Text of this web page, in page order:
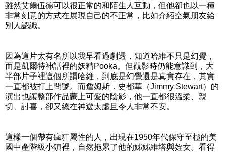
雖然艾爾伍德可以很正常的和陌生人互動，但他卻也以一種
非常刻意的方式在展現自己的不正常，比如介紹空氣朋友給
別人認識。
因為這片太有名所以我早看過劇透，知道哈維不只是幻覺，
而是凱爾特神話裡的妖精Pooka。但觀影時仍能意識到，大
半部片子裡這個所謂哈維，到底是幻覺還是真實存在，其實
一直都被打上問號。而詹姆斯．史都華（Jimmy Stewart）的
演出也讓整部作品蒙上可愛的陰影，他一直都很溫柔、親
切、討喜，卻又總在神遊太虛且令人非常不安。
這樣一個帶有瘋狂屬性的人，出現在1950年代保守至極的美
國中產階級小鎮裡，自然拖累了他的姊姊維塔與姪女。看得